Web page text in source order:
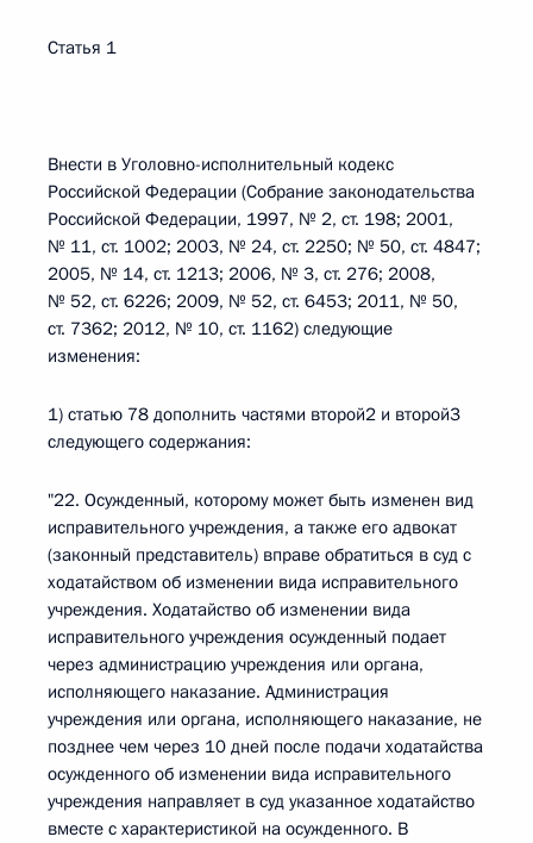
Статья 1
Внести в Уголовно-исполнительный кодекс
Российской Федерации (Собрание законодательства
Российской Федерации, 1997, № 2, ст. 198; 2001,
№ 11, ст. 1002; 2003, № 24, ст. 2250; № 50, ст. 4847;
2005, № 14, ст. 1213; 2006, № 3, ст. 276; 2008,
№ 52, ст. 6226; 2009, № 52, ст. 6453; 2011, № 50,
ст. 7362; 2012, № 10, ст. 1162) следующие
изменения:
1) статью 78 дополнить частями второй2 и второй3
следующего содержания:
"22. Осужденный, которому может быть изменен вид
исправительного учреждения, а также его адвокат
(законный представитель) вправе обратиться в суд с
ходатайством об изменении вида исправительного
учреждения. Ходатайство об изменении вида
исправительного учреждения осужденный подает
через администрацию учреждения или органа,
исполняющего наказание. Администрация
учреждения или органа, исполняющего наказание, не
позднее чем через 10 дней после подачи ходатайства
осужденного об изменении вида исправительного
учреждения направляет в суд указанное ходатайство
вместе с характеристикой на осужденного. В